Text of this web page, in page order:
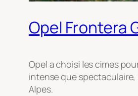
Opel Frontera
Opel a choisi les cimes
intense que spectaculaire,
Alpes.